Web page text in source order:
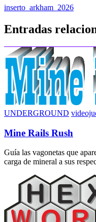
Navegación
de
entradas
inserto_arkham_2026
Entradas
UNDERGROUND
Mine Rails Rush
Guía las vagonetas que
carga de mineral a sus